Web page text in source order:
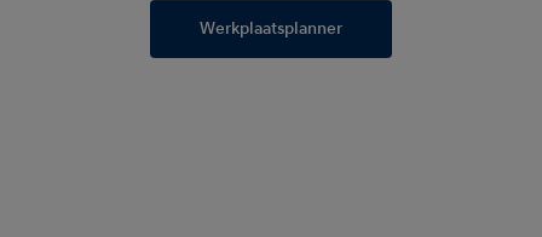
Werkplaatsplanner